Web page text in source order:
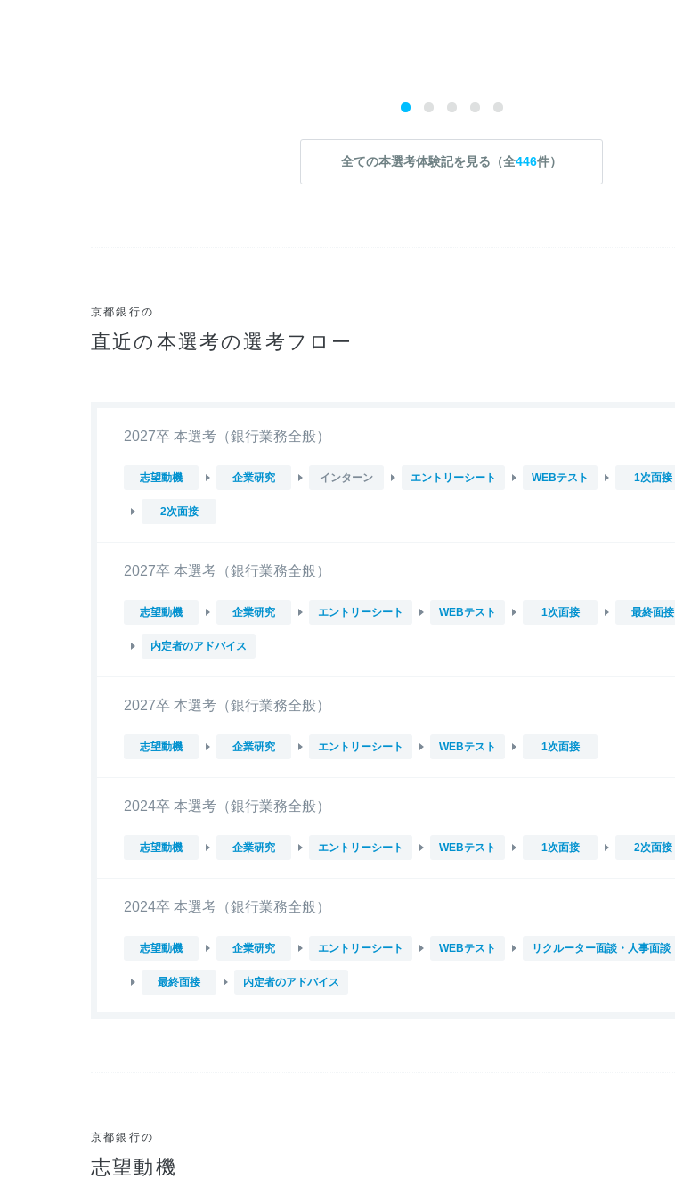
全ての本選考体験記を見る（全446件）
京都銀行の
直近の本選考の選考フロー
2027卒 本選考（銀行業務全般）
志望動機 企業研究 インターン エントリーシート WEBテスト 1次面接
2次面接
2027卒 本選考（銀行業務全般）
志望動機 企業研究 エントリーシート WEBテスト 1次面接 最終面接
内定者のアドバイス
2027卒 本選考（銀行業務全般）
志望動機 企業研究 エントリーシート WEBテスト 1次面接
2024卒 本選考（銀行業務全般）
志望動機 企業研究 エントリーシート WEBテスト 1次面接 2次面接
2024卒 本選考（銀行業務全般）
志望動機 企業研究 エントリーシート WEBテスト リクルーター面談・人事面談
最終面接 内定者のアドバイス
京都銀行の
志望動機